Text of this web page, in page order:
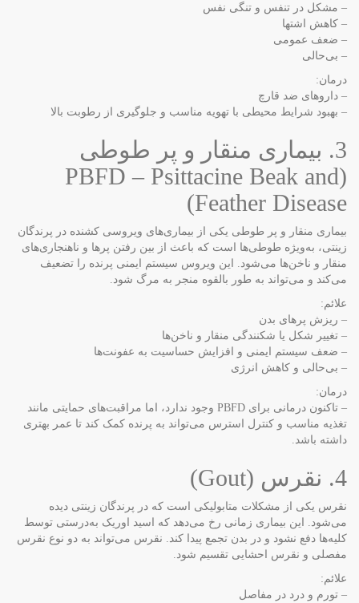
– مشکل در تنفس و تنگی نفس
– کاهش اشتها
– ضعف عمومی
– بی‌حالی
درمان:
– داروهای ضد قارچ
– بهبود شرایط محیطی با تهویه مناسب و جلوگیری از رطوبت بالا
3. بیماری منقار و پر طوطی
(PBFD – Psittacine Beak and
Feather Disease)
بیماری منقار و پر طوطی یکی از بیماری‌های ویروسی کشنده در پرندگان
زینتی، به‌ویژه طوطی‌ها است که باعث از بین رفتن پرها و ناهنجاری‌های
منقار و ناخن‌ها می‌شود. این ویروس سیستم ایمنی پرنده را تضعیف
می‌کند و می‌تواند به طور بالقوه منجر به مرگ شود.
علائم:
– ریزش پرهای بدن
– تغییر شکل یا شکنندگی منقار و ناخن‌ها
– ضعف سیستم ایمنی و افزایش حساسیت به عفونت‌ها
– بی‌حالی و کاهش انرژی
درمان:
– تاکنون درمانی برای PBFD وجود ندارد، اما مراقبت‌های حمایتی مانند
تغذیه مناسب و کنترل استرس می‌تواند به پرنده کمک کند تا عمر بهتری
داشته باشد.
4. نقرس (Gout)
نقرس یکی از مشکلات متابولیکی است که در پرندگان زینتی دیده
می‌شود. این بیماری زمانی رخ می‌دهد که اسید اوریک به‌درستی توسط
کلیه‌ها دفع نشود و در بدن تجمع پیدا کند. نقرس می‌تواند به دو نوع نقرس
مفصلی و نقرس احشایی تقسیم شود.
علائم:
– تورم و درد در مفاصل